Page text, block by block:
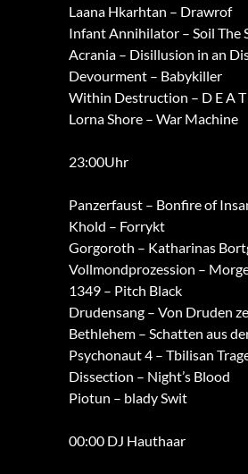
Laana Hkarhtan – Drawrof
Infant Annihilator – Soil The
Acrania – Disillusion in an
Devourment – Babykiller
Within Destruction – D E A T
Lorna Shore – War Machine
23:00Uhr
Panzerfaust – Bonfire of
Khold – Forrykt
Gorgoroth – Katharinas
Vollmondprozession –
1349 – Pitch Black
Drudensang – Von Druden
Bethlehem – Schatten aus
Psychonaut 4 – Tbilisan
Dissection – Night’s Blood
Piotun – blady Swit
00:00 DJ Hauthaar